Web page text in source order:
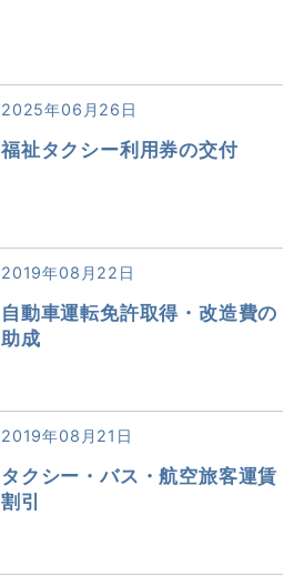
2025年06月26日
福祉タクシー利用券の交付
2019年08月22日
自動車運転免許取得・改造費の
助成
2019年08月21日
タクシー・バス・航空旅客運賃
割引